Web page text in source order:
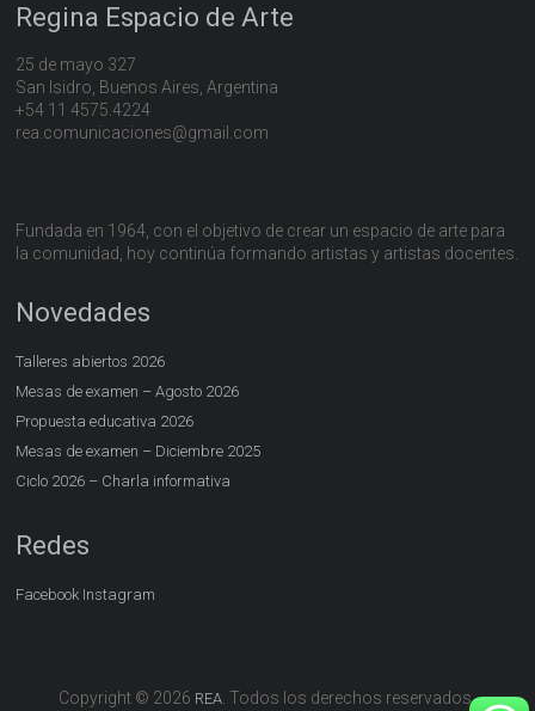
Regina Espacio de Arte
25 de mayo 327
San Isidro, Buenos Aires, Argentina
+54 11 4575.4224
rea.comunicaciones@gmail.com
Fundada en 1964, con el objetivo de crear un espacio de arte para
la comunidad, hoy continúa formando artistas y artistas docentes.
Novedades
Talleres abiertos 2026
Mesas de examen – Agosto 2026
Propuesta educativa 2026
Mesas de examen – Diciembre 2025
Ciclo 2026 – Charla informativa
Redes
Facebook Instagram
Copyright © 2026 REA . Todos los derechos reservados.